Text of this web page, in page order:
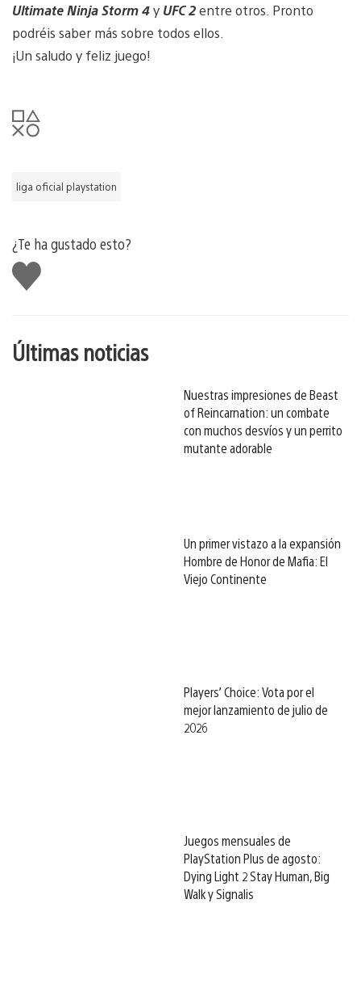
Ultimate Ninja Storm 4y UFC 2entre otros. Pronto
podréis saber más sobre todos ellos.
¡Un saludo y feliz juego!
liga oficial playstation
¿Te ha gustado esto?
Me
gusta
Últimas noticias
Nuestras impresiones de Beast
of Reincarnation: un combate
con muchos desvíos y un perrito
mutante adorable
Un primer vistazo a la expansión
Hombre de Honor de Mafia: El
Viejo Continente
Players’ Choice: Vota por el
mejor lanzamiento de julio de
2026
Juegos mensuales de
PlayStation Plus de agosto:
Dying Light 2 Stay Human, Big
Walk y Signalis